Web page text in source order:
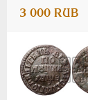
3 000 RUB